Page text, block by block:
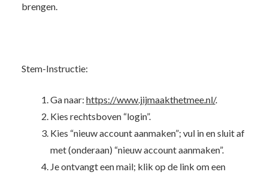
brengen.
Stem-Instructie:
Ga naar: https://www.jijmaakthetmee.nl/.
Kies rechtsboven “login”.
Kies “nieuw account aanmaken”; vul in en sluit af
met (onderaan) “nieuw account aanmaken”.
Je ontvangt een mail; klik op de link om een